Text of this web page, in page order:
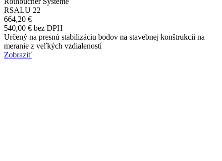
RSALU 22
664,20 €
540,00 € bez DPH
Určený na presnú stabilizáciu bodov na stavebnej konštrukcii na
meranie z veľkých vzdialeností
Zobraziť